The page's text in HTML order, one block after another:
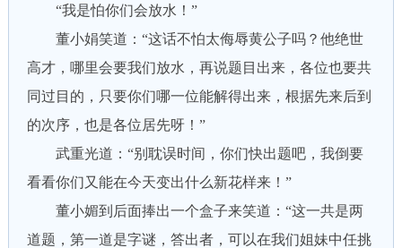
“我是怕你们会放水！”
董小娟笑道：“这话不怕太侮辱黄公子吗？他绝世
高才，哪里会要我们放水，再说题目出来，各位也要共
同过目的，只要你们哪一位能解得出来，根据先来后到
的次序，也是各位居先呀！”
武重光道：“别耽误时间，你们快出题吧，我倒要
看看你们又能在今天变出什么新花样来！”
董小媚到后面捧出一个盒子来笑道：“这一共是两
道题，第一道是字谜，答出者，可以在我们姐妹中任挑